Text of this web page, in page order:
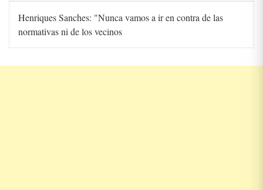
Henriques Sanches: "Nunca vamos a ir en contra de las
normativas ni de los vecinos